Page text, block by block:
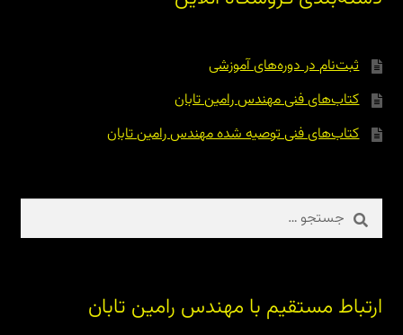
ثبت‌نام در دوره‌های آموزشی
کتاب‌های فنی مهندس رامین تابان
کتاب‌های فنی توصیه شده مهندس رامین تابان
جستجو
برای:
ارتباط مستقیم با مهندس رامین تابان